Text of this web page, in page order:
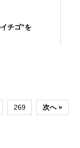
チゴ”を
269 次へ »